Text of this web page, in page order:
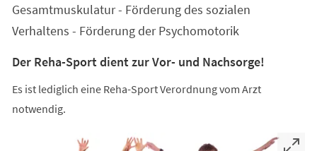
Gesamtmuskulatur - Förderung des sozialen
Verhaltens - Förderung der Psychomotorik
Der Reha-Sport dient zur Vor- und Nachsorge!
Es ist lediglich eine Reha-Sport Verordnung vom Arzt
notwendig.